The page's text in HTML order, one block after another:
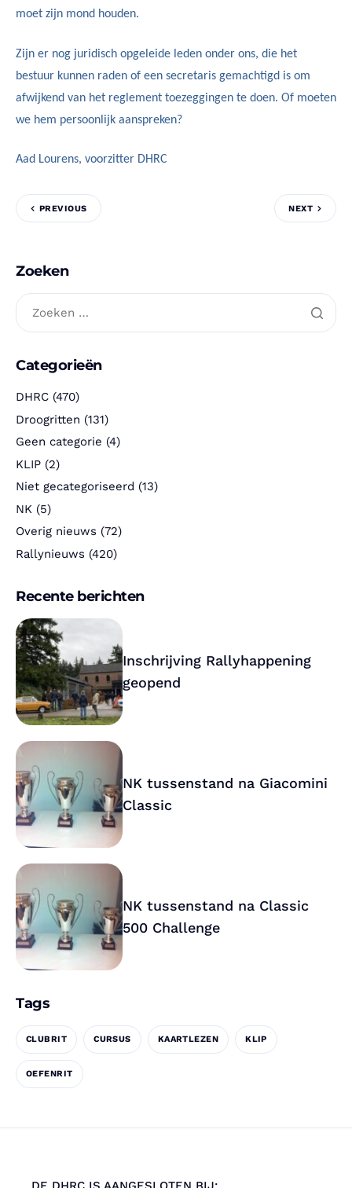
moet zijn mond houden.
Zijn er nog juridisch opgeleide leden onder ons, die het
bestuur kunnen raden of een secretaris gemachtigd is om
afwijkend van het reglement toezeggingen te doen. Of moeten
we hem persoonlijk aanspreken?
Aad Lourens, voorzitter DHRC
PREVIOUS NEXT
Zoeken
Categorieën
DHRC (470)
Droogritten (131)
Geen categorie (4)
KLIP (2)
Niet gecategoriseerd (13)
NK (5)
Overig nieuws (72)
Rallynieuws (420)
Recente berichten
Inschrijving Rallyhappening
geopend
NK tussenstand na Giacomini
Classic
NK tussenstand na Classic
500 Challenge
Tags
CLUBRIT CURSUS KAARTLEZEN KLIP
OEFENRIT